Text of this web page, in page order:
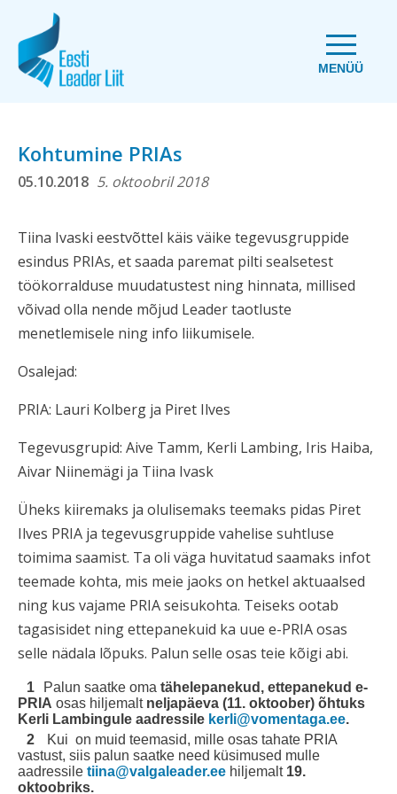
MENÜÜ
Kohtumine PRIAs
05.10.2018 5. oktoobril 2018
Tiina Ivaski eestvõttel käis väike tegevusgruppide
esindus PRIAs, et saada paremat pilti sealsetest
töökorralduse muudatustest ning hinnata, millised
võivad olla nende mõjud Leader taotluste
menetlemisele ning info liikumisele.
Osalejad:
PRIA: Lauri Kolberg ja Piret Ilves
Tegevusgrupid: Aive Tamm, Kerli Lambing, Iris Haiba,
Aivar Niinemägi ja Tiina Ivask
Üheks kiiremaks ja olulisemaks teemaks pidas Piret
Ilves PRIA ja tegevusgruppide vahelise suhtluse
toimima saamist. Ta oli väga huvitatud saamaks infot
teemade kohta, mis meie jaoks on hetkel aktuaalsed
ning kus vajame PRIA seisukohta. Teiseks ootab
tagasisidet ning ettepanekuid ka uue e-PRIA osas
selle nädala lõpuks. Palun selle osas teie kõigi abi.
Palun saatke oma tähelepanekud, ettepanekud e-
PRIA osas hiljemalt neljapäeva (11. oktoober) õhtuks
Kerli Lambingule aadressile kerli@vomentaga.ee.
Kui on muid teemasid, mille osas tahate PRIA
vastust, siis palun saatke need küsimused mulle
aadressile tiina@valgaleader.ee hiljemalt 19.
oktoobriks.